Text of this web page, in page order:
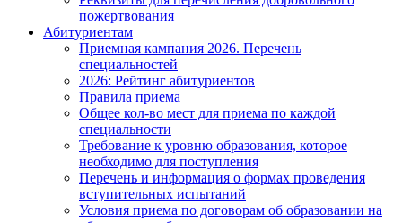
пожертвования
Абитуриентам
Приемная кампания 2026. Перечень
специальностей
2026: Рейтинг абитуриентов
Правила приема
Общее кол-во мест для приема по каждой
специальности
Требование к уровню образования, которое
необходимо для поступления
Перечень и информация о формах проведения
вступительных испытаний
Условия приема по договорам об образовании на